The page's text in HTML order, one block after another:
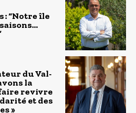
: “Notre île
du Val-
la
revivre
et des
»